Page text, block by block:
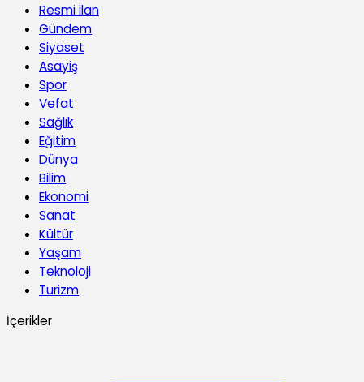
Resmi ilan
Gündem
Siyaset
Asayiş
Spor
Vefat
Sağlık
Eğitim
Dünya
Bilim
Ekonomi
Sanat
Kültür
Yaşam
Teknoloji
Turizm
İçerikler